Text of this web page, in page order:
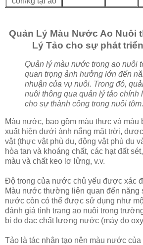
Quản Lý Màu Nước Ao Nuôi
Lý Tảo cho sự phát
Quản lý màu nước trong ao nuôi
quan trọng ảnh hưởng lớn đến
nhuận của vụ nuôi. Trong đó,
nuôi thông qua quản lý tảo chính
cho sự thành công trong nuôi tôm.
Màu nước, bao gồm màu thực và màu
xuất hiện dưới ánh nắng mặt trời,
vật (thực vật phù du, động vật phù du
hòa tan và khoáng chất, các hạt đất
màu và chất keo lơ lửng, v.v.
Độ trong của nước chủ yếu được xác
Màu nước thường liên quan đến năng
nước còn có thể được sử dụng như
đánh giá tình trạng ao nuôi trong
bị đo đạc chất lượng nước (máy đo
Tảo là tác nhân tạo nên màu nước